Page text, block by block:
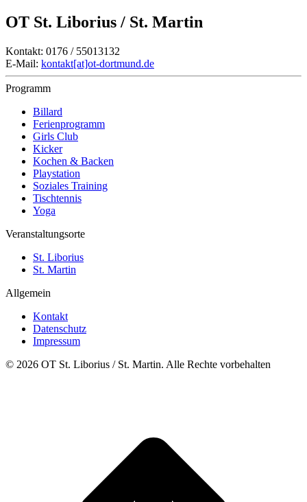
OT St. Liborius / St. Martin
Kontakt: 0176 / 55013132
E-Mail: kontakt[at]ot-dortmund.de
Programm
Billard
Ferienprogramm
Girls Club
Kicker
Kochen & Backen
Playstation
Soziales Training
Tischtennis
Yoga
Veranstaltungsorte
St. Liborius
St. Martin
Allgemein
Kontakt
Datenschutz
Impressum
© 2026 OT St. Liborius / St. Martin. Alle Rechte vorbehalten